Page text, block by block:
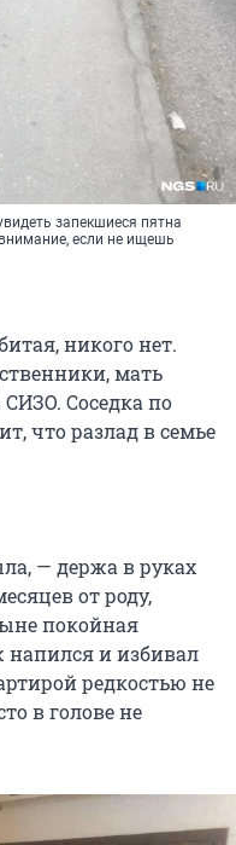
запекшиеся пятна
если не ищешь
никого нет.
мать
Соседка по
что разлад в семье
— держа в руках
от роду,
покойная
и избивал
редкостью не
в голове не